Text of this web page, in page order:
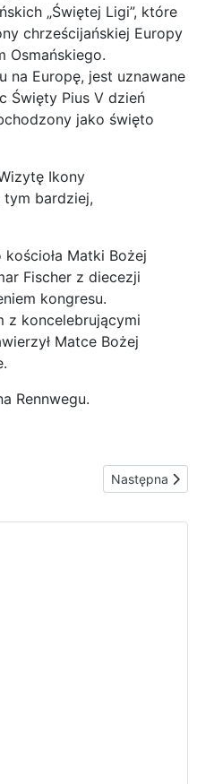
„Świętej Ligi”, które
chrześcijańskiej Europy
Osmańskiego.
na Europę, jest uznawane
Święty Pius V dzień
jako święto
Ikony
tym bardziej,
Matki Bożej
Fischer z diecezji
kongresu.
z koncelebrującymi
Matce Bożej
Rennwegu.
Następna
Następna